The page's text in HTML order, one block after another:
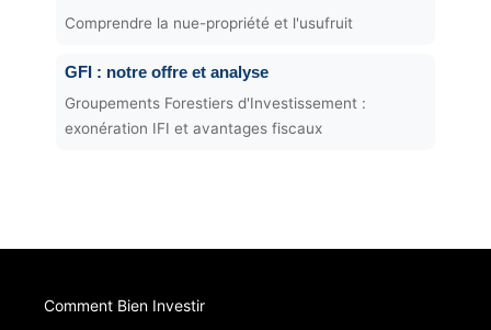
Comprendre la nue-propriété et l'usufruit
GFI : notre offre et analyse
Groupements Forestiers d'Investissement :
exonération IFI et avantages fiscaux
Comment Bien Investir